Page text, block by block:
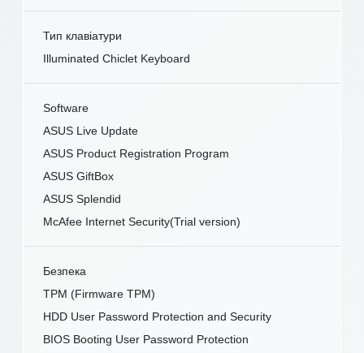
Тип клавіатури
Illuminated Chiclet Keyboard
Software
ASUS Live Update
ASUS Product Registration Program
ASUS GiftBox
ASUS Splendid
McAfee Internet Security(Trial version)
Безпека
TPM (Firmware TPM)
HDD User Password Protection and Security
BIOS Booting User Password Protection